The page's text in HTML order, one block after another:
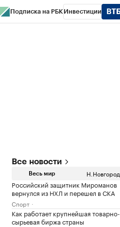
Подписка на РБК Инвестиции
Все новости
Весь мир Н.Новгород
Российский защитник Мироманов
вернулся из НХЛ и перешел в СКА
Спорт
Как работает крупнейшая товарно-
сырьевая биржа страны